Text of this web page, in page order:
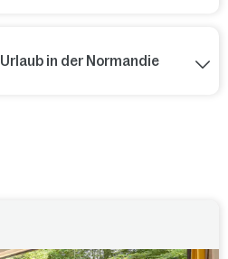
Urlaub in der Normandie